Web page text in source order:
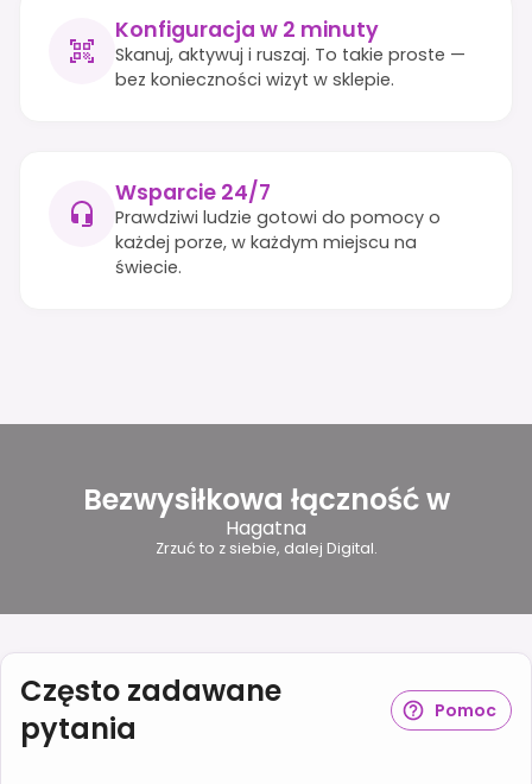
Konfiguracja w 2 minuty
Skanuj, aktywuj i ruszaj. To takie proste —
bez konieczności wizyt w sklepie.
Wsparcie 24/7
Prawdziwi ludzie gotowi do pomocy o
każdej porze, w każdym miejscu na
świecie.
Bezwysiłkowa łączność w
Hagatna
Zrzuć to z siebie, dalej Digital.
Często zadawane
pytania
Pomoc